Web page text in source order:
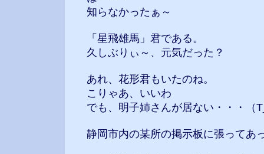
知らなかったぁ～
「星飛雄馬」君である。
久しぶりぃ～、元気だった？
あれ、花形君もいたのね。
こりゃあ、いいわ
でも、明子姉さんが居ない・・・（
静岡市内の某所の掲示板に張ってあ